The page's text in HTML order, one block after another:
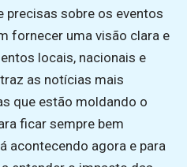
precisas sobre os eventos
fornecer uma visão clara e
locais, nacionais e
as notícias mais
que estão moldando o
ficar sempre bem
acontecendo agora e para